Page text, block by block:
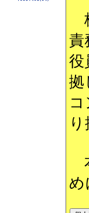
責
役
拠
め